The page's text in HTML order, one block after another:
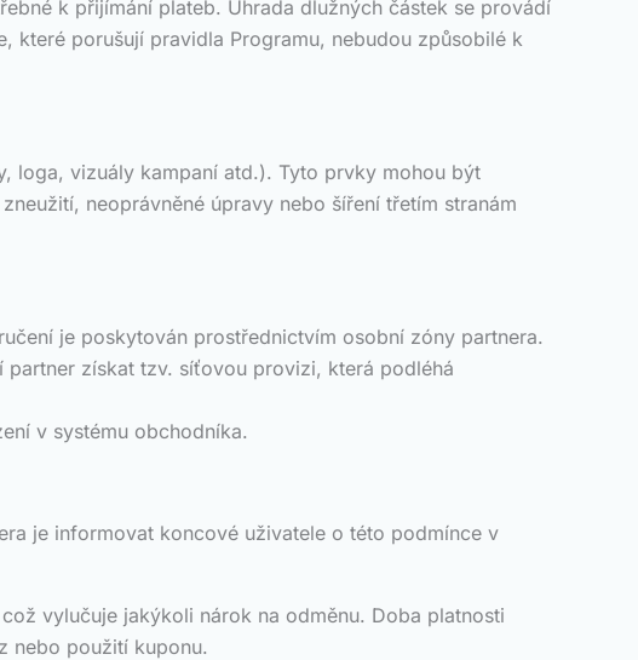
k přijímání plateb. Úhrada dlužných částek se provádí
které porušují pravidla Programu, nebudou způsobilé k
loga, vizuály kampaní atd.). Tyto prvky mohou být
neoprávněné úpravy nebo šíření třetím stranám
je poskytován prostřednictvím osobní zóny partnera.
získat tzv. síťovou provizi, která podléhá
v systému obchodníka.
je informovat koncové uživatele o této podmínce v
vylučuje jakýkoli nárok na odměnu. Doba platnosti
nebo použití kuponu.